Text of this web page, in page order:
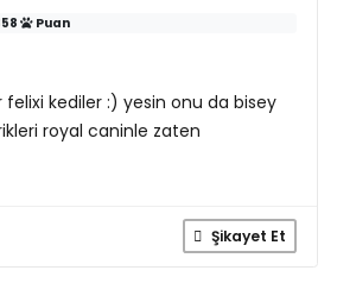
Puan
kediler :) yesin onu da bisey
royal caninle zaten
Şikayet Et